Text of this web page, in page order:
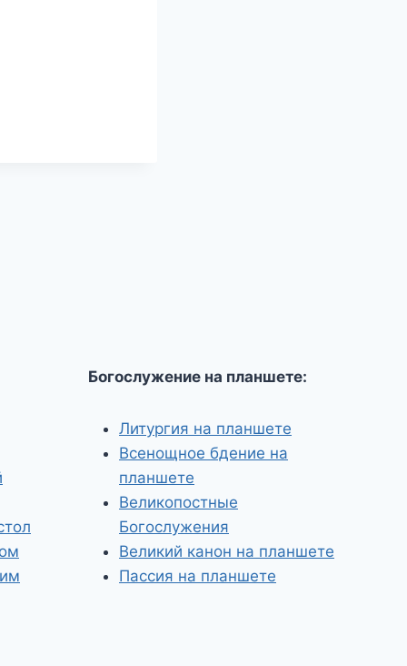
Богослужение на планшете:
Литургия на планшете
Всенощное бдение на
планшете
Великопостные
Богослужения
Великий канон на планшете
Пассия на планшете